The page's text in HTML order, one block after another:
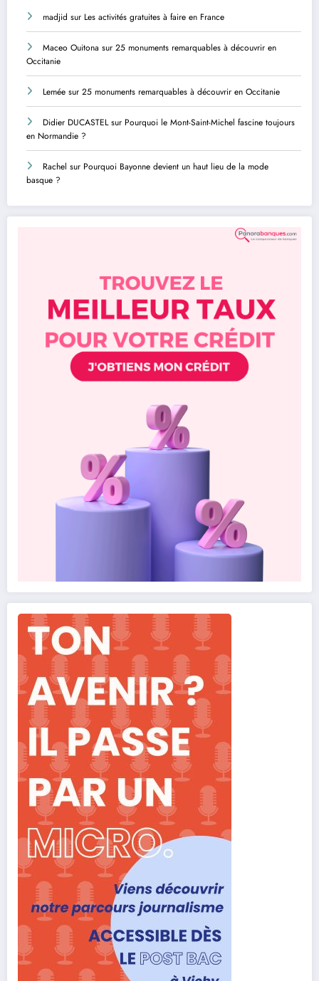
madjid sur Les activités gratuites à faire en France
Maceo Ouitona sur 25 monuments remarquables à découvrir en
Occitanie
Lemée sur 25 monuments remarquables à découvrir en Occitanie
Didier DUCASTELsur Pourquoi le Mont-Saint-Michel fascine toujours
en Normandie ?
Rachel sur Pourquoi Bayonne devient un haut lieu de la mode
basque ?